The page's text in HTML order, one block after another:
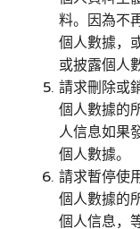
料。因為不
個人數據，
或披露個人
請求刪除或
個人數據的
人信息如果
個人數據。
請求暫停使
個人數據的
個人信息，